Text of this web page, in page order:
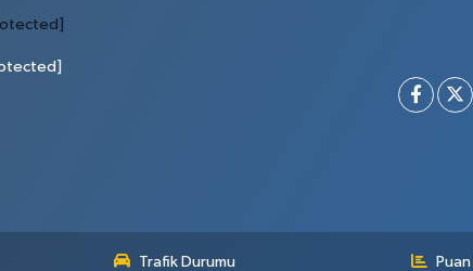
Trafik Durumu